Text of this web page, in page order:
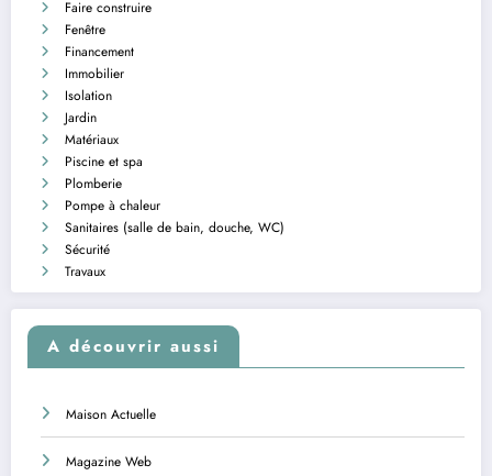
Faire construire
Fenêtre
Financement
Immobilier
Isolation
Jardin
Matériaux
Piscine et spa
Plomberie
Pompe à chaleur
Sanitaires (salle de bain, douche, WC)
Sécurité
Travaux
A découvrir aussi
Maison Actuelle
Magazine Web